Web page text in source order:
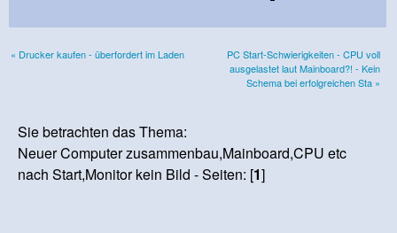
« Drucker kaufen - überfordert im Laden
PC Start-Schwierigkeiten - CPU voll
ausgelastet laut Mainboard?! - Kein
Schema bei erfolgreichen Sta »
Sie betrachten das Thema:
Neuer Computer zusammenbau,Mainboard,CPU etc
nach Start,Monitor kein Bild - Seiten: [1]